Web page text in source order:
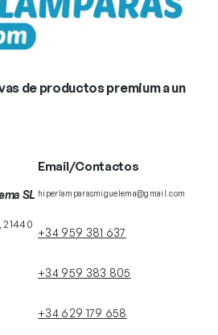
de productos premium a un
SL
Email/Contactos
hiperlamparasmiguelema@gmail.com
+34 959 381 637
+34 959 383 805
+34 629 179 658